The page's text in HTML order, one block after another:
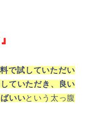
で試していただい
ていただき、良い
いいという太っ腹